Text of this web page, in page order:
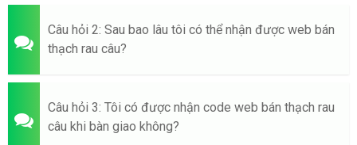
Câu hỏi 2: Sau bao lâu tôi có thể nhận được web bán
thạch rau câu?
Câu hỏi 3: Tôi có được nhận code web bán thạch rau
câu khi bàn giao không?